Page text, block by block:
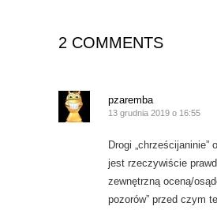
)
2 COMMENTS
pzaremba
13 grudnia 2019 o 16:55
Drogi „chrześcijaninie”
jest rzeczywiście
zewnętrzną oceną/
pozorów” przed czym